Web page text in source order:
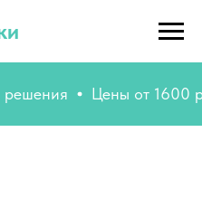
Цены от 1600 руб.